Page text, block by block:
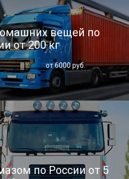
вещей по
от 200 кг
от 6000 руб.
по России от 5